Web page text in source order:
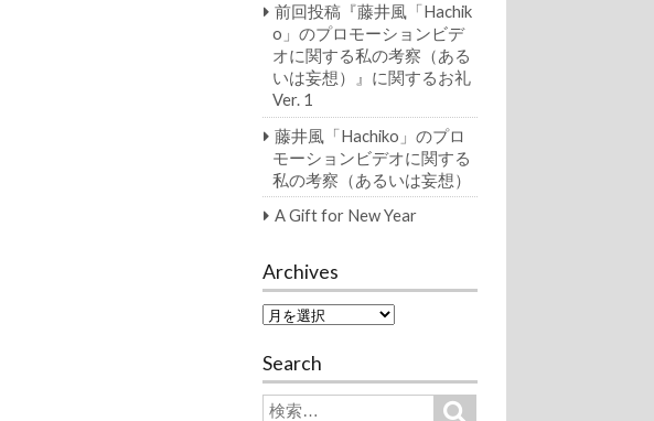
前回投稿『藤井風「Hachik
o」のプロモーションビデ
オに関する私の考察（ある
いは妄想）』に関するお礼
Ver. 1
藤井風「Hachiko」のプロ
モーションビデオに関する
私の考察（あるいは妄想）
A Gift for New Year
Archives
A
c
h
i
Search
S